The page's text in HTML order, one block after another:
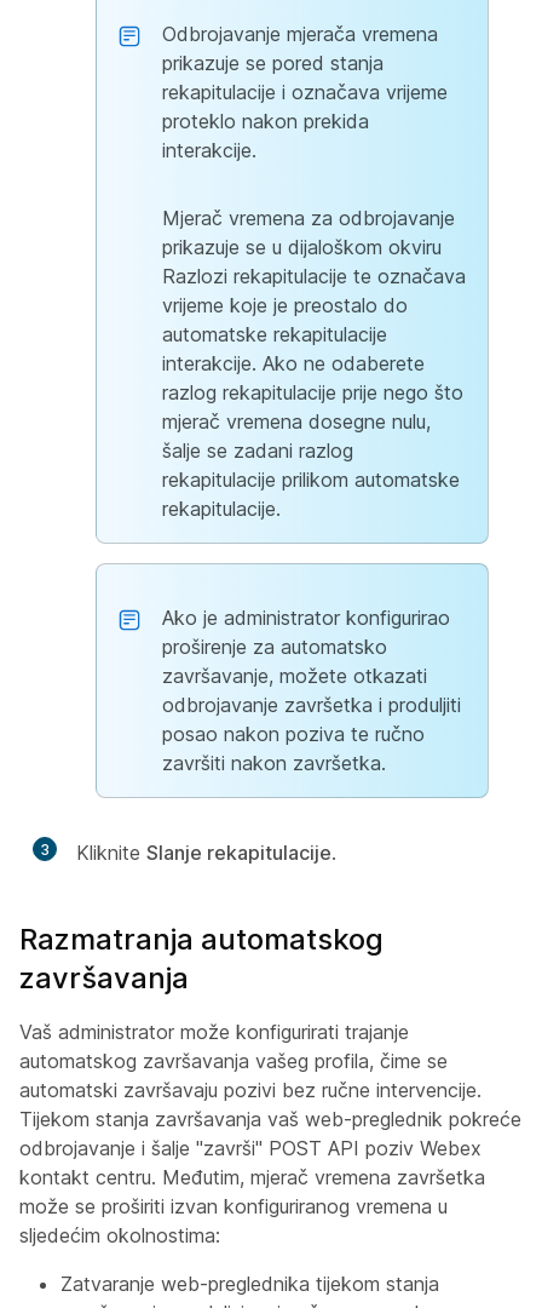
Odbrojavanje mjerača vremena
prikazuje se pored stanja
rekapitulacije i označava vrijeme
proteklo nakon prekida
interakcije.
Mjerač vremena za odbrojavanje
prikazuje se u dijaloškom okviru
Razlozi rekapitulacije te označava
vrijeme koje je preostalo do
automatske rekapitulacije
interakcije. Ako ne odaberete
razlog rekapitulacije prije nego što
mjerač vremena dosegne nulu,
šalje se zadani razlog
rekapitulacije prilikom automatske
rekapitulacije.
Ako je administrator konfigurirao
proširenje za automatsko
završavanje, možete otkazati
odbrojavanje završetka i produljiti
posao nakon poziva te ručno
završiti nakon završetka.
3 Kliknite Slanje rekapitulacije.
Razmatranja automatskog
završavanja
Vaš administrator može konfigurirati trajanje
automatskog završavanja vašeg profila, čime se
automatski završavaju pozivi bez ručne intervencije.
Tijekom stanja završavanja vaš web-preglednik pokreće
odbrojavanje i šalje "završi" POST API poziv Webex
kontakt centru. Međutim, mjerač vremena završetka
može se proširiti izvan konfiguriranog vremena u
sljedećim okolnostima:
Zatvaranje web-preglednika tijekom stanja